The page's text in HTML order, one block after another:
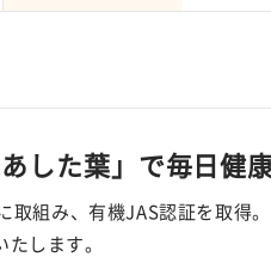
した葉」で毎日健
組み、有機JAS認証を取得。
します。